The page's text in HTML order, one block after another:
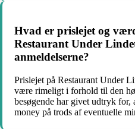
Hvad er prislejet og
Restaurant Under
anmeldelserne?
Prislejet på Restaurant Under
være rimeligt i forhold til den
besøgende har givet udtryk
money på trods af eventuelle